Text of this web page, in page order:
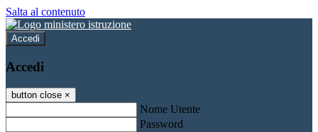
Salta al contenuto
Accedi
Accedi
button close ×
Nome Utente
Password